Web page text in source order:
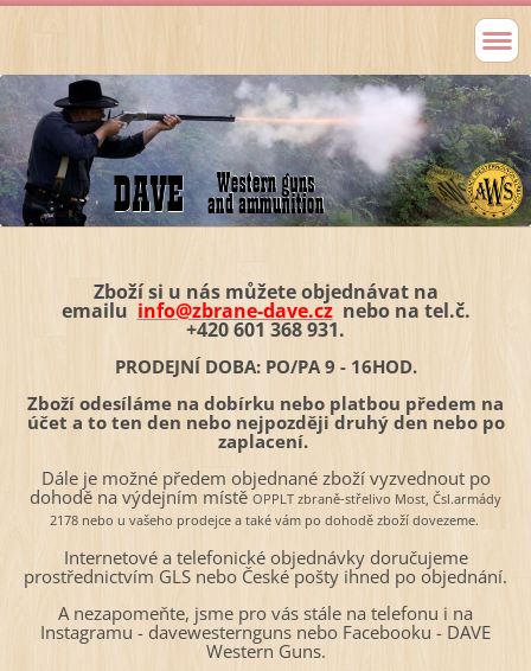
Zboží si u nás můžete objednávat na
emailu info@zbrane-dave.cznebo na tel.č.
+420 601 368 931.
PRODEJNÍ DOBA: PO/PA 9 - 16HOD.
Zboží odesíláme na dobírku nebo platbou předem na
účet a to ten den nebo nejpozději druhý den nebo po
zaplacení.
Dále je možné předem objednané zboží vyzvednout po
dohodě na výdejním místěOPPLT zbraně-střelivo Most, Čsl.armády
2178 nebo u vašeho prodejce a také vám po dohodě zboží dovezeme.
Internetové a telefonické objednávky doručujeme
prostřednictvím GLS nebo České pošty ihned po objednání.
A nezapomeňte, jsme pro vás stále na telefonu i na
Instagramu - davewesternguns nebo Facebooku - DAVE
Western Guns.